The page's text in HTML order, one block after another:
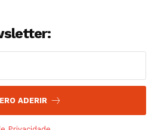
ADERIR